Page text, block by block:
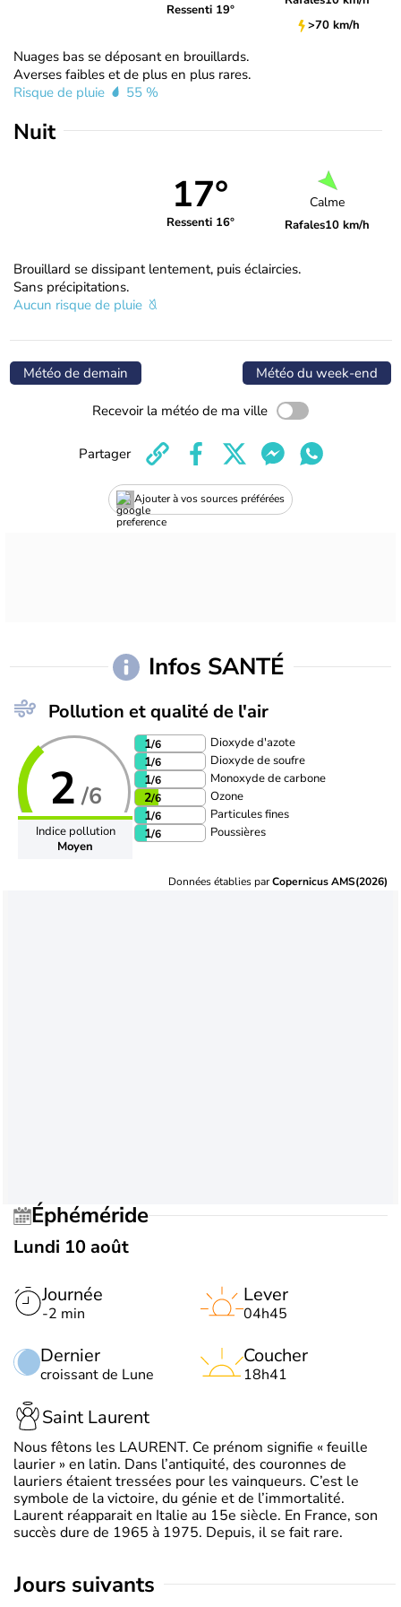
Ressenti 19°
>70 km/h
Nuages bas se déposant en brouillards.
Averses faibles et de plus en plus rares.
Risque de pluie
55 %
Nuit
17°
Ressenti 16°
Calme
Rafales10 km/h
Brouillard se dissipant lentement, puis éclaircies.
Sans précipitations.
Aucun risque de pluie
Météo de demain Météo du week-end
Recevoir la météo de ma ville
Ajouter à vos sources préférées
Partager
Infos SANTÉ
Pollution et qualité de l'air
2 /6
Indice pollution
Moyen
1/6 Dioxyde d'azote
1/6 Dioxyde de soufre
1/6 Monoxyde de carbone
2/6 Ozone
1/6 Particules fines
1/6 Poussières
Données établies parCopernicus AMS(2026)
Éphéméride
Lundi 10 août
Journée
-2 min
Dernier
croissant de Lune
Lever
04h45
Coucher
18h41
Saint Laurent
Nous fêtons les LAURENT. Ce prénom signifie « feuille
laurier » en latin. Dans l’antiquité, des couronnes de
lauriers étaient tressées pour les vainqueurs. C’est le
symbole de la victoire, du génie et de l’immortalité.
Laurent réapparait en Italie au 15e siècle. En France, son
succès dure de 1965 à 1975. Depuis, il se fait rare.
jours suivants